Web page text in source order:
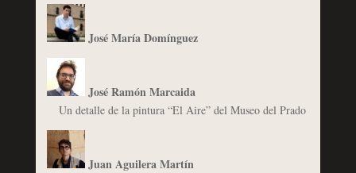
José María Domínguez
José Ramón Marcaida
Un detalle de la pintura “El Aire” del Museo del Prado
Juan Aguilera Martín